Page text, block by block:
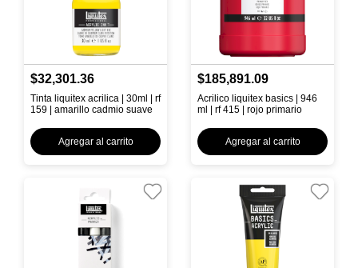
$32,301.36
Tinta liquitex acrilica | 30ml | rf
159 | amarillo cadmio suave
Agregar al carrito
$185,891.09
Acrilico liquitex basics | 946
ml | rf 415 | rojo primario
Agregar al carrito